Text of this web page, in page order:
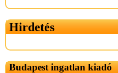
Hirdetés
Budapest ingatlan kiadó